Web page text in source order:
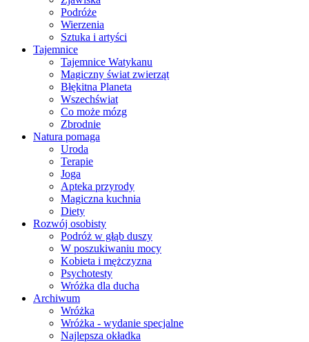
Podróże
Wierzenia
Sztuka i artyści
Tajemnice
Tajemnice Watykanu
Magiczny świat zwierząt
Błękitna Planeta
Wszechświat
Co może mózg
Zbrodnie
Natura pomaga
Uroda
Terapie
Joga
Apteka przyrody
Magiczna kuchnia
Diety
Rozwój osobisty
Podróż w głąb duszy
W poszukiwaniu mocy
Kobieta i mężczyzna
Psychotesty
Wróżka dla ducha
Archiwum
Wróżka
Wróżka - wydanie specjalne
Najlepsza okładka